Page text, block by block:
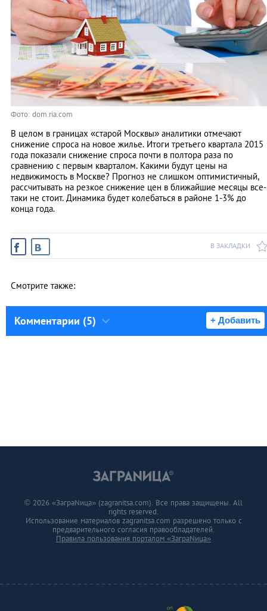
Фото: dom.ria.com
В целом в границах «старой Москвы» аналитики отмечают
снижение спроса на новое жилье. Итоги третьего квартала 2015
года показали снижение спроса почти в полтора раза по
сравнению с первым кварталом. Какими будут цены на
недвижимость в Москве? Прогноз не слишком оптимистичный,
рассчитывать на резкое снижение цен в ближайшие месяцы все-
таки не стоит. Динамика будет колебаться в районе 1-3% до
конца года.
В ЗАКЛАДКИ
Смотрите также:
Комментарии (5) + Добавить
© 2026 «ЗаграNица» (zagranitsa.com). Все права защищены. All
rights reserved.
Использование материалов zagranitsa.com разрешено только с
предварительного согласия правообладателей.
Правила пользования порталом «ЗаграNица»